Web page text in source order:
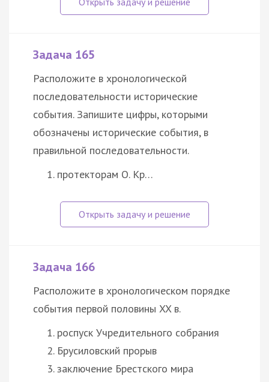
Задача 165
Расположите в хронологической
последовательности исторические
события. Запишите цифры, которыми
обозначены исторические события, в
правильной последовательности.
протекторам О. Кр…
Задача 166
Расположите в хронологическом порядке
события первой половины XX в.
роспуск Учредительного собрания
Брусиловский прорыв
заключение Брестского мира